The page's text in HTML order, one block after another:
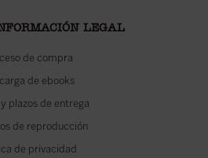
LEGAL
de compra
de ebooks
plazos de entrega
de reproducción
de privacidad